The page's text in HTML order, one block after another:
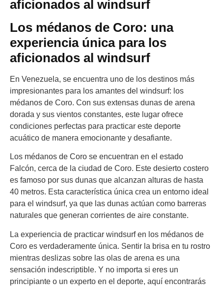
aficionados al windsurf
Los médanos de Coro: una
experiencia única para los
aficionados al windsurf
En Venezuela, se encuentra uno de los destinos más
impresionantes para los amantes del windsurf: los
médanos de Coro. Con sus extensas dunas de arena
dorada y sus vientos constantes, este lugar ofrece
condiciones perfectas para practicar este deporte
acuático de manera emocionante y desafiante.
Los médanos de Coro se encuentran en el estado
Falcón, cerca de la ciudad de Coro. Este desierto costero
es famoso por sus dunas que alcanzan alturas de hasta
40 metros. Esta característica única crea un entorno ideal
para el windsurf, ya que las dunas actúan como barreras
naturales que generan corrientes de aire constante.
La experiencia de practicar windsurf en los médanos de
Coro es verdaderamente única. Sentir la brisa en tu rostro
mientras deslizas sobre las olas de arena es una
sensación indescriptible. Y no importa si eres un
principiante o un experto en el deporte, aquí encontrarás